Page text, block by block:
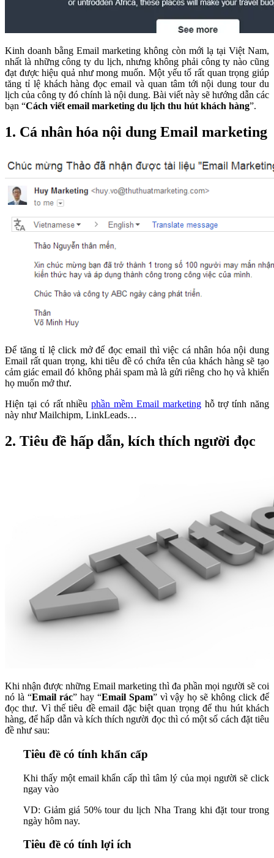
Kinh doanh bằng Email marketing không còn mới lạ tại Việt Nam,
nhất là những công ty du lịch, nhưng không phải công ty nào cũng
đạt được hiệu quả như mong muốn. Một yếu tố rất quan trọng giúp
tăng tỉ lệ khách hàng đọc email và quan tâm tới nội dung tour du
lịch của công ty đó chính là nội dung. Bài viết này sẽ hướng dẫn các
bạn “Cách viết email marketing du lịch thu hút khách hàng”.
1. Cá nhân hóa nội dung Email marketing
Để tăng tỉ lệ click mở để đọc email thì việc cá nhân hóa nội dung
Email rất quan trọng, khi tiêu đề có chứa tên của khách hàng sẽ tạo
cảm giác email đó không phải spam mà là gửi riêng cho họ và khiến
họ muốn mở thư.
Hiện tại có rất nhiềuphần mềm Email marketinghỗ trợ tính năng
này như Mailchipm, LinkLeads…
2. Tiêu đề hấp dẫn, kích thích người đọc
Khi nhận được những Email marketing thì đa phần mọi người sẽ coi
nó là “Email rác” hay “Email Spam” vì vậy họ sẽ không click để
đọc thư. Vì thế tiêu đề email đặc biệt quan trọng để thu hút khách
hàng, để hấp dẫn và kích thích người đọc thì có một số cách đặt tiêu
đề như sau:
Tiêu đề có tính khẩn cấp
Khi thấy một email khẩn cấp thì tâm lý của mọi người sẽ click
ngay vào
VD: Giảm giá 50% tour du lịch Nha Trang khi đặt tour trong
ngày hôm nay.
Tiêu đề có tính lợi ích